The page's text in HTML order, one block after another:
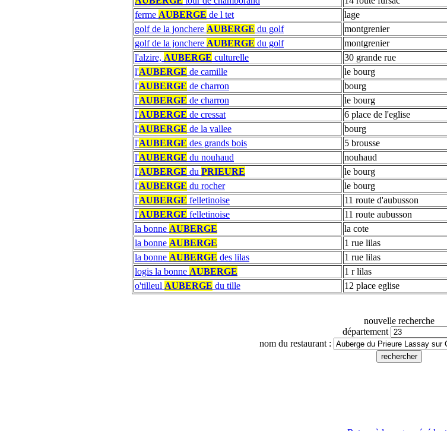
ferme AUBERGE de l tet lage
golf de la jonchere AUBERGE du golf montgrenier
golf de la jonchere AUBERGE du golf montgrenier
l'alzire, AUBERGE culturelle 30 grande rue
l'AUBERGE de camille le bourg
l'AUBERGE de charron bourg
l'AUBERGE de charron le bourg
l'AUBERGE de cressat 6 place de l'eglise
l'AUBERGE de la vallee bourg
l'AUBERGE des grands bois 5 brousse
l'AUBERGE du nouhaud nouhaud
l'AUBERGE du PRIEURE le bourg
l'AUBERGE du rocher le bourg
l'AUBERGE felletinoise 11 route d'aubusson
l'AUBERGE felletinoise 11 route aubusson
la bonne AUBERGE la cote
la bonne AUBERGE 1 rue lilas
la bonne AUBERGE des lilas 1 rue lilas
logis la bonne AUBERGE 1 r lilas
o'tilleul AUBERGE du tille 12 place eglise
nouvelle recherche
département
nom du restaurant :